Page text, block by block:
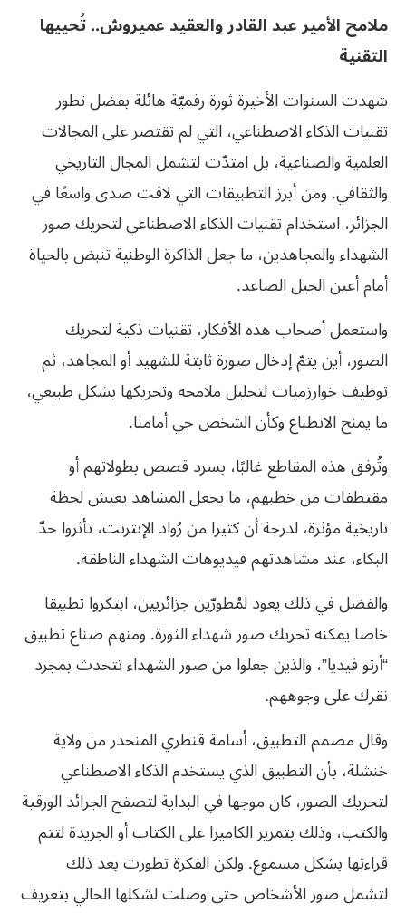
ملامح الأمير عبد القادر والعقيد عميروش.. تُحييها
التقنية
شهدت السنوات الأخيرة ثورة رقميّة هائلة بفضل تطور
تقنيات الذكاء الاصطناعي، التي لم تقتصر على المجالات
العلمية والصناعية، بل امتدّت لتشمل المجال التاريخي
والثقافي. ومن أبرز التطبيقات التي لاقت صدى واسعًا في
الجزائر، استخدام تقنيات الذكاء الاصطناعي لتحريك صور
الشهداء والمجاهدين، ما جعل الذاكرة الوطنية تنبض بالحياة
أمام أعين الجيل الصاعد.
واستعمل أصحاب هذه الأفكار، تقنيات ذكية لتحريك
الصور، أين يتمّ إدخال صورة ثابتة للشهيد أو المجاهد، ثم
توظيف خوارزميات لتحليل ملامحه وتحريكها بشكل طبيعي،
ما يمنح الانطباع وكأن الشخص حي أمامنا.
وتُرفق هذه المقاطع غالبًا، بسرد قصص بطولاتهم أو
مقتطفات من خطبهم، ما يجعل المشاهد يعيش لحظة
تاريخية مؤثرة، لدرجة أن كثيرا من رُواد الإنترنت، تأثروا حدّ
البكاء، عند مشاهدتهم فيديوهات الشهداء الناطقة.
والفضل في ذلك يعود لمُطورّين جزائريين، ابتكروا تطبيقا
خاصا يمكنه تحريك صور شهداء الثورة. ومنهم صناع تطبيق
“أرتو فيديا”، والذين جعلوا من صور الشهداء تتحدث بمجرد
نقرك على وجوههم.
وقال مصمم التطبيق، أسامة قنطري المنحدر من ولاية
خنشلة، بأن التطبيق الذي يستخدم الذكاء الاصطناعي
لتحريك الصور، كان موجها في البداية لتصفح الجرائد الورقية
والكتب، وذلك بتمرير الكاميرا على الكتاب أو الجريدة لتتم
قراءتها بشكل مسموع. ولكن الفكرة تطورت بعد ذلك
لتشمل صور الأشخاص حتى وصلت لشكلها الحالي بتعريف